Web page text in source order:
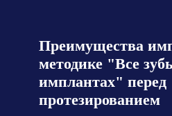
Преимущества
методике "Все
имплантах" перед
протезированием